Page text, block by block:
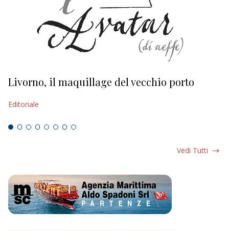
Livorno, il maquillage del vecchio porto
Editoriale
Vedi Tutti